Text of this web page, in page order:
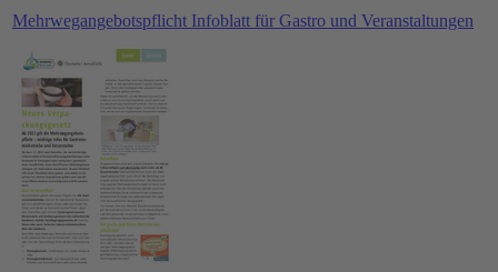
Mehrwegangebotspflicht Infoblatt für Gastro und Veranstaltungen